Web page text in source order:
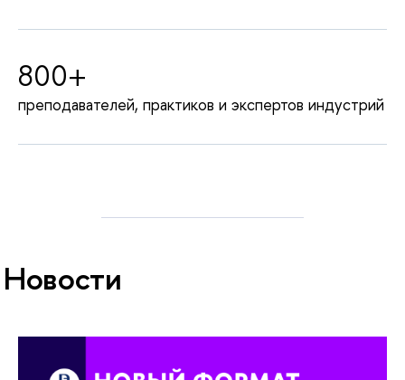
800+
преподавателей, практиков и экспертов индустрий
Новости